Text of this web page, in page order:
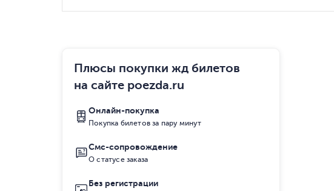
Плюсы покупки жд билетов
на сайте poezda.ru
Онлайн-покупка
Покупка билетов за пару минут
Смс-сопровождение
О статусе заказа
Без регистрации